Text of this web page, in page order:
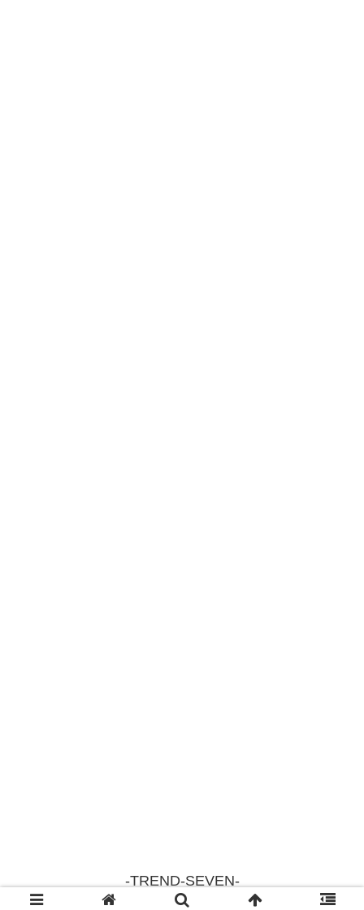
-TREND-SEVEN-
© 2018 -TREND-SEVEN-.